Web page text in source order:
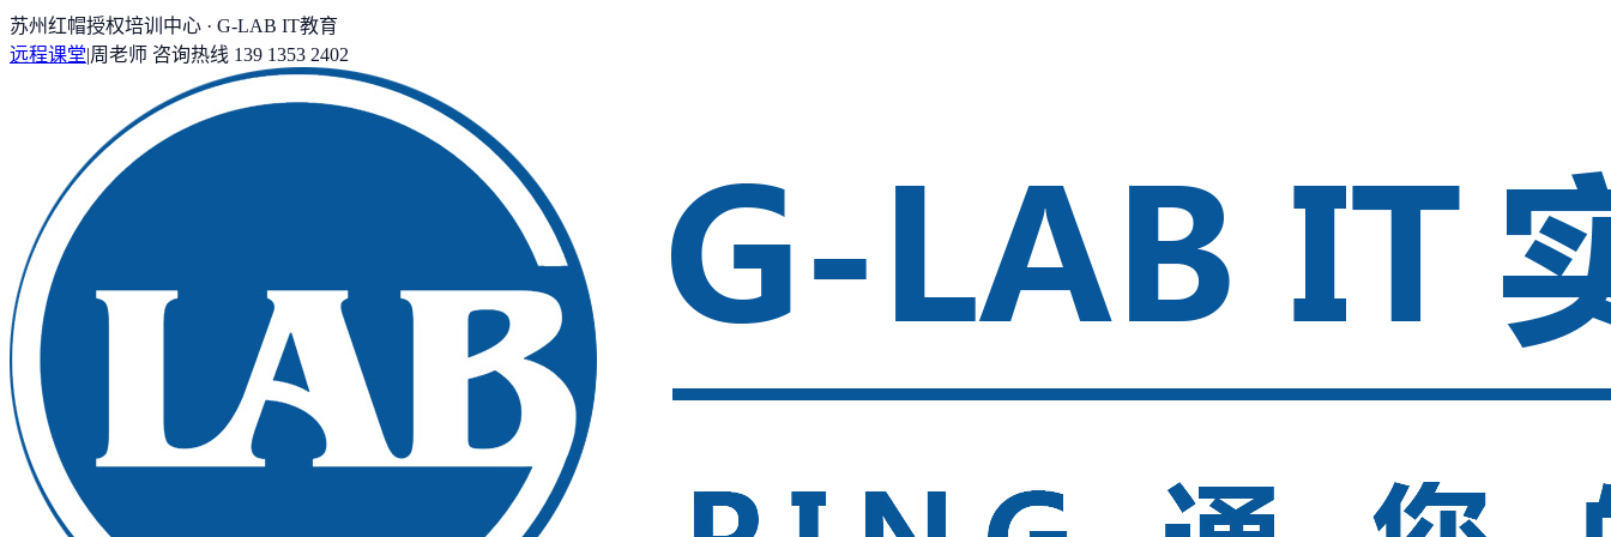
苏州红帽授权培训中心 · G-LAB IT教育
远程课堂|周老师 咨询热线 139 1353 2402